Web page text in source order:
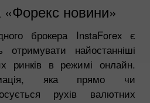
«Форекс новини»
брокера InstaForex є
отримувати найостанніші
ринків в режимі онлайн.
яка прямо чи
рухів валютних